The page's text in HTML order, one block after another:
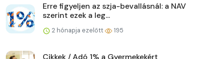
Erre figyeljen az szja-bevallásnál: a NAV
szerint ezek a leg...
2 hónapja ezelőtt 195
Cikkek / Adó 1% a Gyermekekért